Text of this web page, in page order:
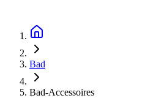
Bad
Bad-Accessoires